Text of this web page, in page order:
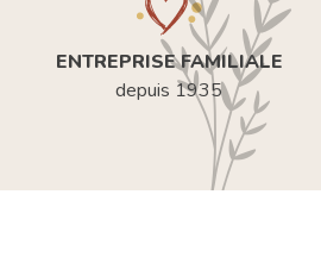
ENTREPRISE FAMILIALE
depuis 1935